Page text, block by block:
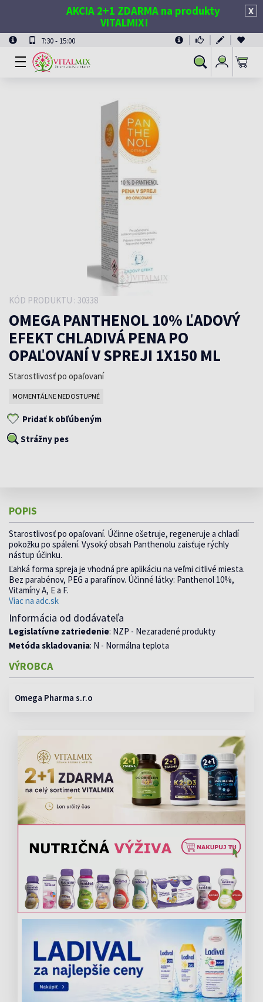
X
AKCIA 2+1 ZDARMA na produkty
VITALMIX!
7:30 - 15:00
Vyhľadávanie
Prihlásiť
sa
KÓD PRODUKTU : 30338
OMEGA PANTHENOL 10% ĽADOVÝ
EFEKT CHLADIVÁ PENA PO
OPAĽOVANÍ V SPREJI 1X150 ML
Starostlivosť po opaľovaní
MOMENTÁLNE NEDOSTUPNÉ
Pridať k obľúbeným
Strážny pes
POPIS
Starostlivosť po opaľovaní. Účinne ošetruje, regeneruje a chladí
pokožku po spálení. Vysoký obsah Panthenolu zaisťuje rýchly
nástup účinku.
Ľahká forma spreja je vhodná pre aplikáciu na veľmi citlivé miesta.
Bez parabénov, PEG a parafínov. Účinné látky: Panthenol 10%,
Vitamíny A, E a F.
Viac na adc.sk
Informácia od dodávateľa
Legislatívne zatriedenie: NZP - Nezaradené produkty
Metóda skladovania: N - Normálna teplota
VÝROBCA
Omega Pharma s.r.o